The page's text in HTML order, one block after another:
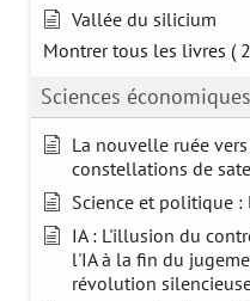
Vallée du silicium
Montrer tous les livres (
Sciences économiques
La nouvelle ruée
constellations de
Science et politique
IA : L'illusion du
l'IA à la fin du
révolution